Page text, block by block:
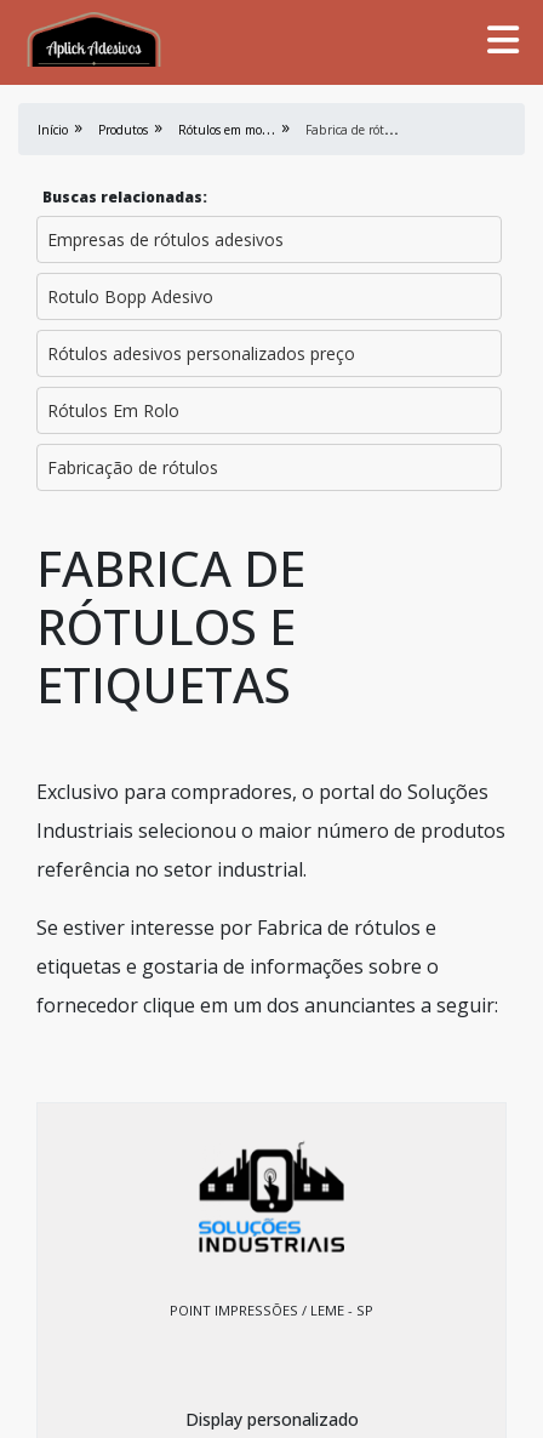
Início Produtos R
ótulos em mold label F
abrica de rótulos e etiquetas
Buscas relacionadas:
Empresas de rótulos adesivos
Rotulo Bopp Adesivo
Rótulos adesivos personalizados preço
Rótulos Em Rolo
Fabricação de rótulos
FABRICA DE
RÓTULOS E
ETIQUETAS
Exclusivo para compradores, o portal do Soluções
Industriais selecionou o maior número de produtos
referência no setor industrial.
Se estiver interesse por Fabrica de rótulos e
etiquetas e gostaria de informações sobre o
fornecedor clique em um dos anunciantes a seguir:
POINT IMPRESSÕES / LEME - SP
Display personalizado